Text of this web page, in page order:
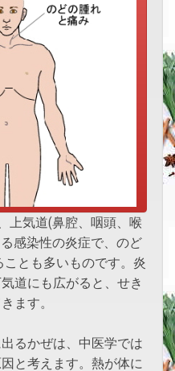
感染性の炎症で、のど
とも多いものです。炎
道にも広がると、せき
ます。
るかぜは、中医学では
と考えます。熱が体に